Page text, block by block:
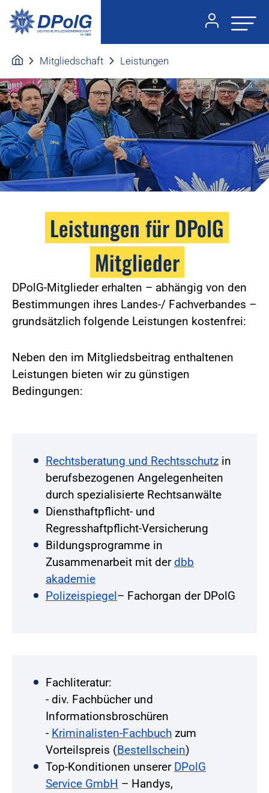
Mitgliedschaft Leistungen
Foto:Foto: Friedhelm Windmüller
Leistungen für DPolG
Mitglieder
DPolG-Mitglieder erhalten – abhängig von den
Bestimmungen ihres Landes-/ Fachverbandes –
grundsätzlich folgende Leistungen kostenfrei:
Neben den im Mitgliedsbeitrag enthaltenen
Leistungen bieten wir zu günstigen
Bedingungen:
Rechtsberatung und Rechtsschutz in
berufsbezogenen Angelegenheiten
durch spezialisierte Rechtsanwälte
Diensthaftpflicht- und
Regresshaftpflicht-Versicherung
Bildungsprogramme in
Zusammenarbeit mit derdbb
akademie
Polizeispiegel– Fachorgan der DPolG
Fachliteratur:
- div. Fachbücher und
Informationsbroschüren
- Kriminalisten-Fachbuch zum
Vorteilspreis (Bestellschein)
Top-Konditionen unserer DPolG
Service GmbH – Handys,